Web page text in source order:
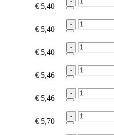
€ 5,40
€ 5,40
-
€ 5,40
-
€ 5,46
-
€ 5,46
-
€ 5,70
-